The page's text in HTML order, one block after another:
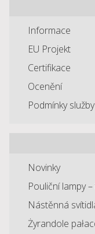
Informace
EU Projekt
Certifikace
Ocenění
Podmínky služby
Novinky
Pouliční lampy
Nástěnná
Żyrandole